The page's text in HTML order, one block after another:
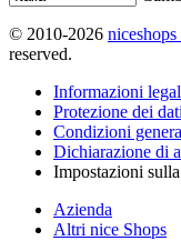
© 2010-2026
reserved.
Informazioni
Protezione dei dati
Condizioni
Dichiarazione di
Impostazioni
Azienda
Altri nice Shops